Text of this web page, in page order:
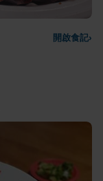
開啟食記›